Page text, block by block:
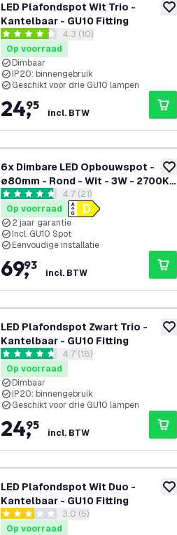
LED Plafondspot Wit Trio -
Kantelbaar - GU10 Fitting
reviews drawer openen
4.3 score sterren4.3 (10)
Op voorraad
Dimbaar
IP20: binnengebruik
Geschikt voor drie GU10 lampen
24,
95
incl. BTW
6x Dimbare LED Opbouwspot -
ø80mm - Rond - Wit - 3W - 2700K -
Kantelbaarreviews drawer openen
4.7 score sterren4.7 (21)
Op voorraad
2 jaar garantie
Incl. GU10 Spot
Eenvoudige installatie
69,
93
incl. BTW
LED Plafondspot Zwart Trio -
Kantelbaar - GU10 Fitting
reviews drawer openen
4.7 score sterren4.7 (18)
Op voorraad
Dimbaar
IP20: binnengebruik
Geschikt voor drie GU10 lampen
24,
95
incl. BTW
LED Plafondspot Wit Duo -
Kantelbaar - GU10 Fitting
reviews drawer openen
3 score sterren3.0 (5)
Op voorraad